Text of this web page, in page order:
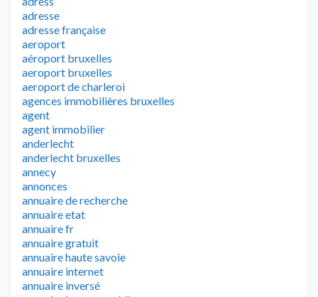
adresse
adresse française
aeroport
aéroport bruxelles
aeroport bruxelles
aeroport de charleroi
agences immobilières bruxelles
agent
agent immobilier
anderlecht
anderlecht bruxelles
annecy
annonces
annuaire de recherche
annuaire etat
annuaire fr
annuaire gratuit
annuaire haute savoie
annuaire internet
annuaire inversé